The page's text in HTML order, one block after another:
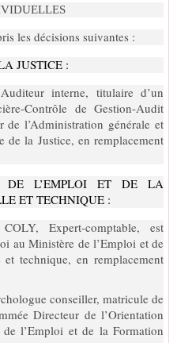
les décisions suivantes :
JUSTICE :
interne, titulaire d’un
Contrôle de Gestion-Audit
de l’Administration générale et
de la Justice, en remplacement
DE L’EMPLOI ET DE LA
ET TECHNIQUE :
Expert-comptable, est
au Ministère de l’Emploi et de
technique, en remplacement
conseiller, matricule de
Directeur de l’Orientation
l’Emploi et de la Formation